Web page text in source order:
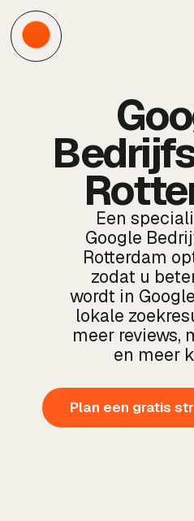
Een
Google
Rotterdam
zodat u
wordt in
lokale
meer reviews,
en meer
Plan een gratis